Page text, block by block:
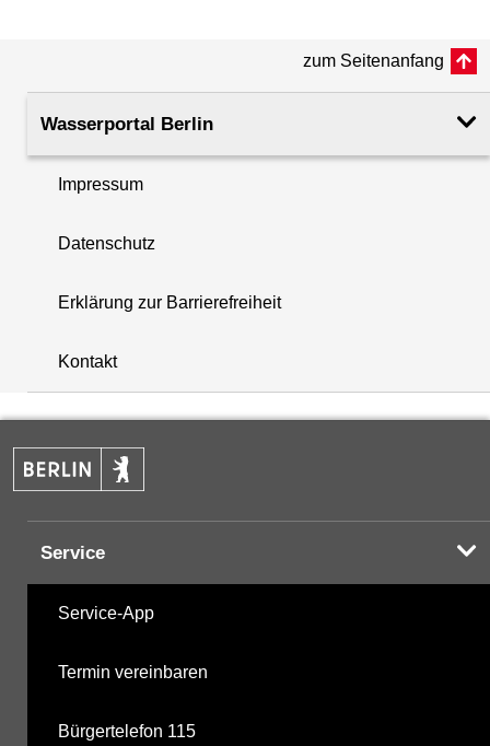
+
−
zum Seitenanfang
Wasserportal Berlin
Impressum
Datenschutz
Erklärung zur Barrierefreiheit
Kontakt
Service
Service-App
Termin vereinbaren
Bürgertelefon 115